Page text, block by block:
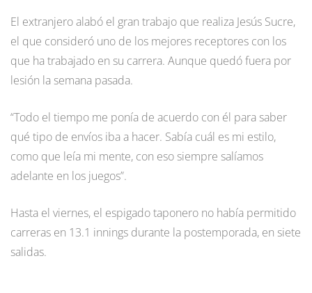
El extranjero alabó el gran trabajo que realiza Jesús Sucre,
el que consideró uno de los mejores receptores con los
que ha trabajado en su carrera. Aunque quedó fuera por
lesión la semana pasada.
“Todo el tiempo me ponía de acuerdo con él para saber
qué tipo de envíos iba a hacer. Sabía cuál es mi estilo,
como que leía mi mente, con eso siempre salíamos
adelante en los juegos”.
Hasta el viernes, el espigado taponero no había permitido
carreras en 13.1 innings durante la postemporada, en siete
salidas.